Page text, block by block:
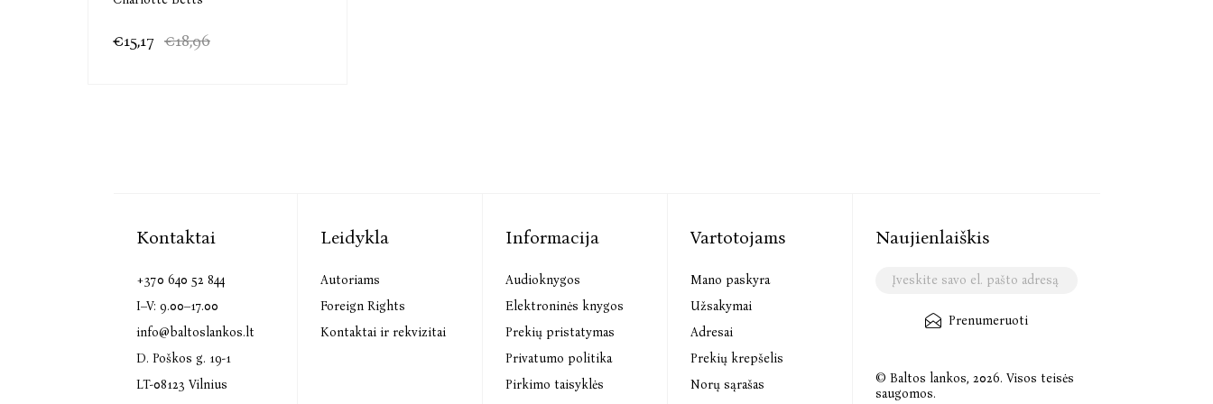
€15,17 €18,96
Kontaktai
+370 640 52 844
I–V: 9.00–17.00
info@baltoslankos.lt
D. Poškos g. 19-1
LT-08123 Vilnius
Leidykla
Autoriams
Foreign Rights
Kontaktai ir rekvizitai
Informacija
Audioknygos
Elektroninės knygos
Prekių pristatymas
Privatumo politika
Pirkimo taisyklės
Vartotojams
Mano paskyra
Užsakymai
Adresai
Prekių krepšelis
Norų sąrašas
Naujienlaiškis
Prenumeruoti
© Baltos lankos, 2026. Visos teisės
saugomos.